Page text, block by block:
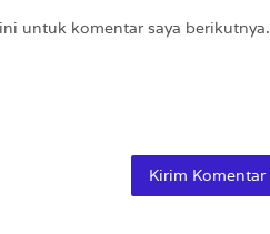
untuk komentar saya berikutnya.